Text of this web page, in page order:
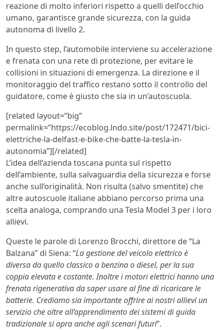
reazione di molto inferiori rispetto a quelli dell’occhio
umano, garantisce grande sicurezza, con la guida
autonoma di livello 2.
In questo step, l’automobile interviene su accelerazione
e frenata con una rete di protezione, per evitare le
collisioni in situazioni di emergenza. La direzione e il
monitoraggio del traffico restano sotto il controllo del
guidatore, come è giusto che sia in un’autoscuola.
[related layout=”big”
permalink=”https://ecoblog.lndo.site/post/172471/bici-
elettriche-la-delfast-e-bike-che-batte-la-tesla-in-
autonomia”][/related]
L’idea dell’azienda toscana punta sul rispetto
dell’ambiente, sulla salvaguardia della sicurezza e forse
anche sull’originalità. Non risulta (salvo smentite) che
altre autoscuole italiane abbiano percorso prima una
scelta analoga, comprando una Tesla Model 3 per i loro
allievi.
Queste le parole di Lorenzo Brocchi, direttore de “La
Balzana” di Siena: “La gestione del veicolo elettrico è
diversa da quello classico a benzina o diesel, per la sua
coppia elevata e costante. Inoltre i motori elettrici hanno una
frenata rigenerativa da saper usare al fine di ricaricare le
batterie. Crediamo sia importante offrire ai nostri allievi un
servizio che oltre all’apprendimento dei sistemi di guida
tradizionale si apra anche agli scenari futuri“.